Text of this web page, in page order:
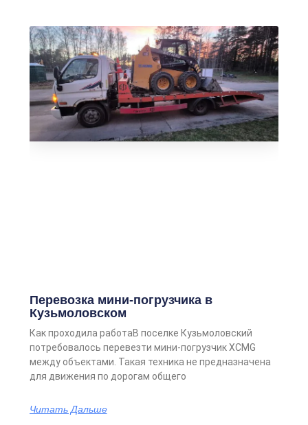
Перевозка мини-погрузчика в
Кузьмоловском
Как проходила работаВ поселке Кузьмоловский
потребовалось перевезти мини-погрузчик XCMG
между объектами. Такая техника не предназначена
для движения по дорогам общего
Читать Дальше